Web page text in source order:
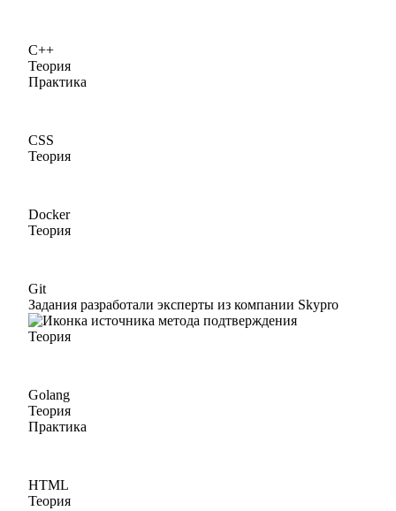
C++
Теория
Практика
CSS
Теория
Docker
Теория
Git
Задания разработали эксперты из компании Skypro
Теория
Golang
Теория
Практика
HTML
Теория